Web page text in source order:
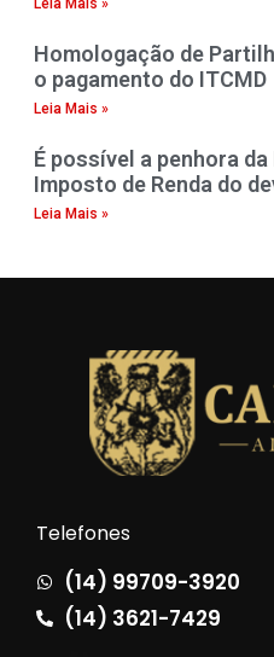
Leia Mais »
Homologação de
o pagamento do ITCMD
Leia Mais »
É possível a penhora
Imposto de Renda do
Leia Mais »
Telefones
(14) 99709-3920
(14) 3621-7429